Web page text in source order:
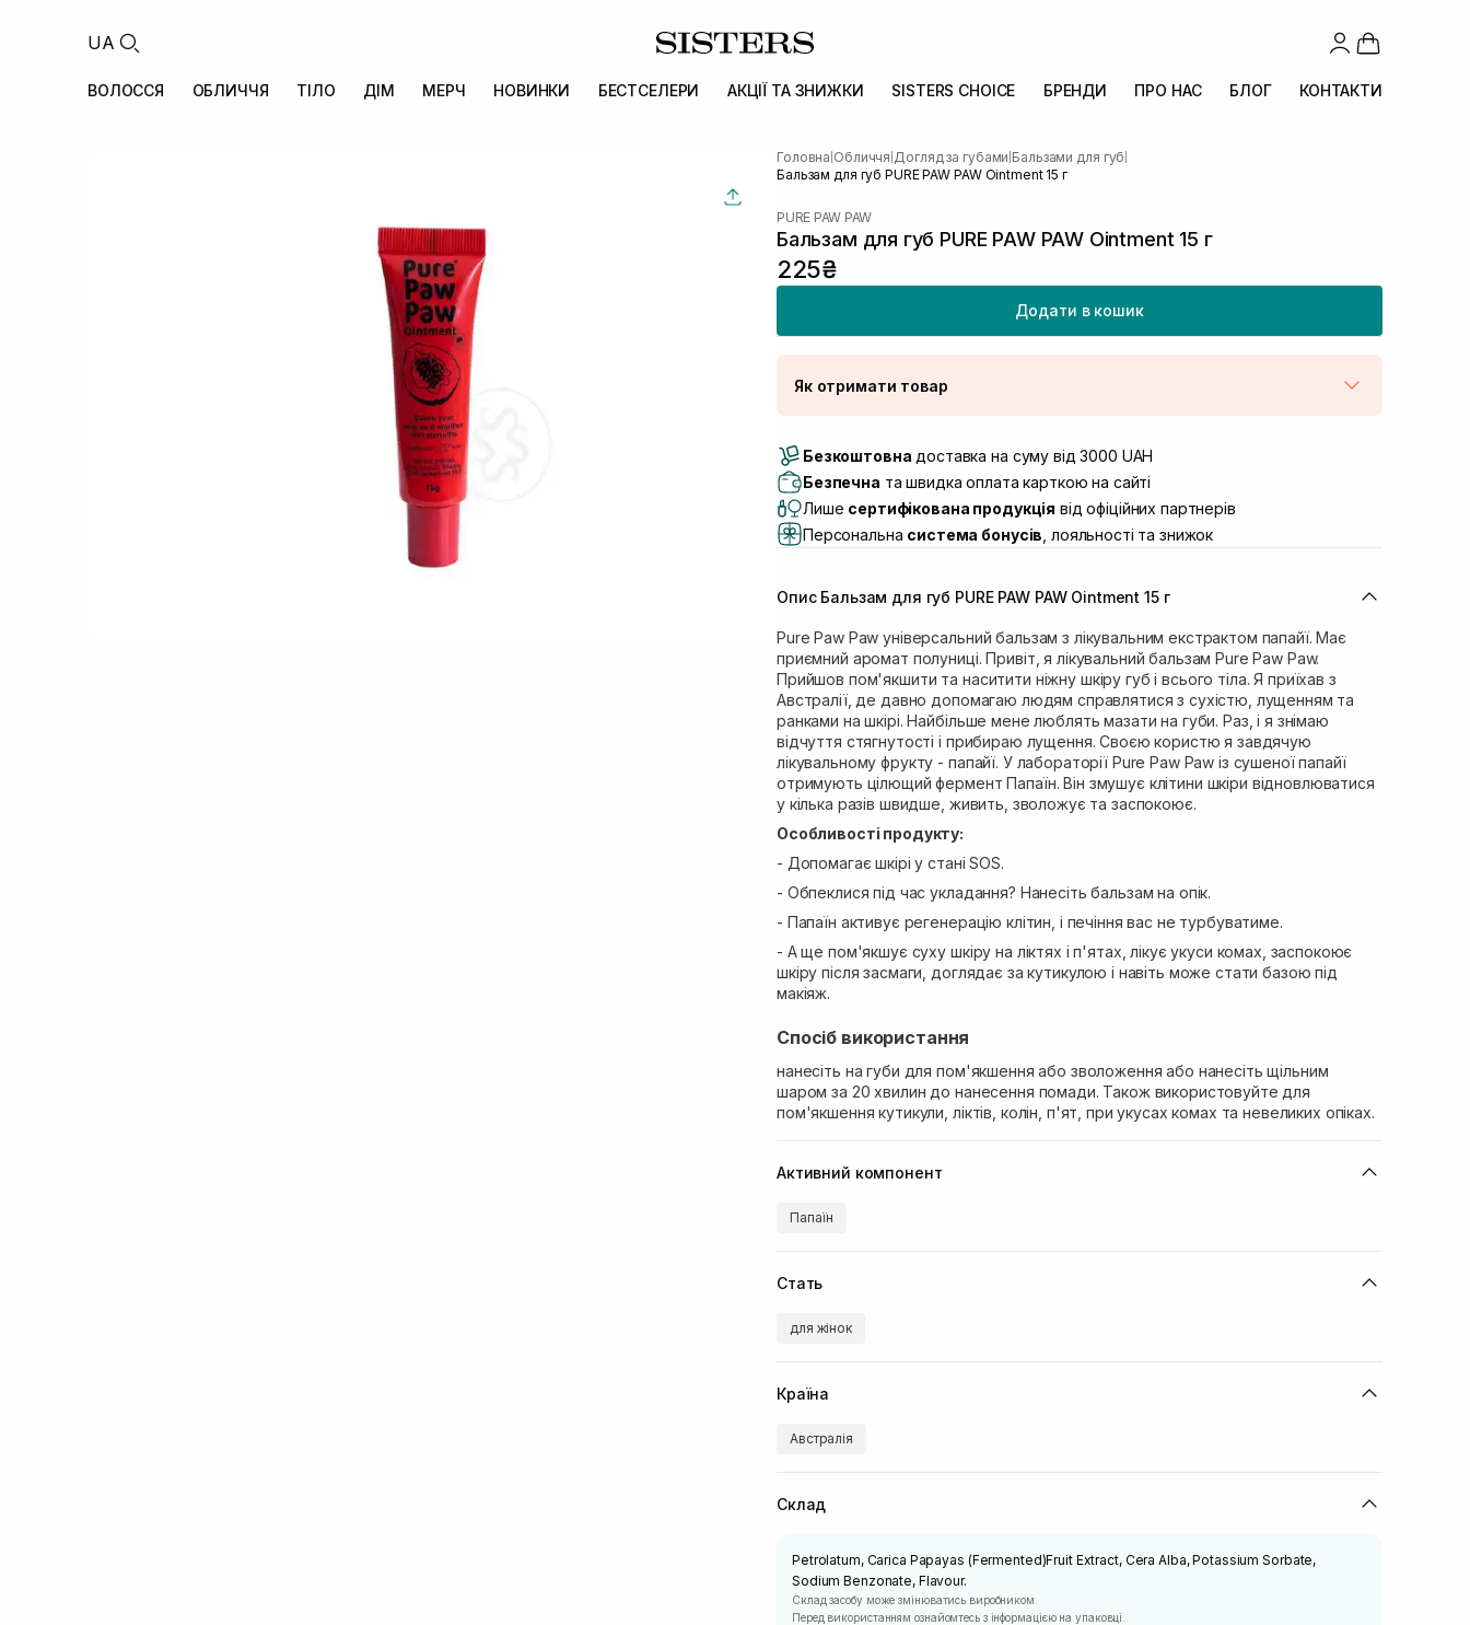
UA
ВОЛОССЯ ОБЛИЧЧЯ ТІЛО ДІМ МЕРЧ НОВИНКИ БЕСТСЕЛЕРИ АКЦІЇ ТА ЗНИЖКИ SISTERS CHOICE БРЕНДИ ПРО НАС БЛОГ КОНТАКТИ
Головна Обличчя Догляд за губами Бальзами для губ
Бальзам для губ PURE PAW PAW Ointment 15 г
PURE PAW PAW
Бальзам для губ PURE PAW PAW Ointment 15 г
225₴
Додати в кошик
Як отримати товар
Самовивіз м. Луцьк, вул. Винниченка 4
Самовивіз м. Львів, вул. Академіка Підстригача, 1В (Duck’s
Самовивіз м. Львів, вул. Івана Франка 36
Самовивіз м. Львів, вул. Степана Бандери 45 В наявності
Самовивіз м. Рівне, вул. Кулика і Гудачека 23 (ТЦ Екватор) В наявності
Безкоштовна доставка на суму від 3000 UAH
Безпечна та швидка оплата карткою на сайті
Лише сертифікована продукція від офіційних партнерів
Персональна система бонусів , лояльності та знижок
Опис Бальзам для губ PURE PAW PAW Ointment 15 г
Pure Paw Paw універсальний бальзам з лікувальним екстрактом папайї. Має
приємний аромат полуниці. Привіт, я лікувальний бальзам Pure Paw Paw.
Прийшов пом'якшити та наситити ніжну шкіру губ і всього тіла. Я приїхав з
Австралії, де давно допомагаю людям справлятися з сухістю, лущенням та
ранками на шкірі. Найбільше мене люблять мазати на губи. Раз, і я знімаю
відчуття стягнутості і прибираю лущення. Своєю користю я завдячую
лікувальному фрукту - папайї. У лабораторії Pure Paw Paw із сушеної папайї
отримують цілющий фермент Папаїн. Він змушує клітини шкіри відновлюватися
у кілька разів швидше, живить, зволожує та заспокоює.
Особливості продукту:
- Допомагає шкірі у стані SOS.
- Обпеклися під час укладання? Нанесіть бальзам на опік.
- Папаїн активує регенерацію клітин, і печіння вас не турбуватиме.
- А ще пом'якшує суху шкіру на ліктях і п'ятах, лікує укуси комах, заспокоює
шкіру після засмаги, доглядає за кутикулою і навіть може стати базою під
макіяж.
Спосіб використання
нанесіть на губи для пом'якшення або зволоження або нанесіть щільним
шаром за 20 хвилин до нанесення помади. Також використовуйте для
пом'якшення кутикули, ліктів, колін, п'ят, при укусах комах та невеликих опіках.
Активний компонент
Папаїн
Стать
для жінок
Країна
Австралія
Склад
Petrolatum, Carica Papayas (Fermented)Fruit Extract, Cera Alba, Potassium Sorbate,
Sodium Benzonate, Flavour.
Склад засобу може змінюватись виробником.
Перед використанням ознайомтесь з інформацією на упаковці.